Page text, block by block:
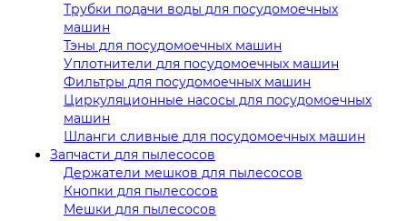
Трубки подачи воды для посудомоечных
машин
Тэны для посудомоечных машин
Уплотнители для посудомоечных машин
Фильтры для посудомоечных машин
Циркуляционные насосы для посудомоечных
машин
Шланги сливные для посудомоечных машин
Запчасти для пылесосов
Держатели мешков для пылесосов
Кнопки для пылесосов
Мешки для пылесосов